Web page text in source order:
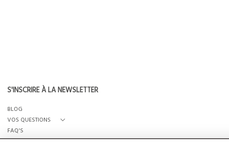
S'INSCRIRE À LA NEWSLETTER
BLOG
VOS QUESTIONS
FAQ'S
QUI SOMMES-NOUS?